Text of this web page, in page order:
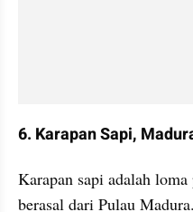
6. Karapan Sapi,
Karapan sapi adalah
berasal dari Pulau